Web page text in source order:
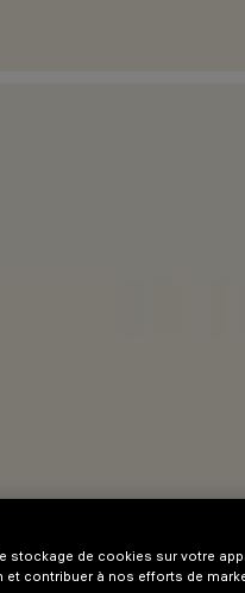
stockage de cookies sur votre
contribuer à nos efforts de